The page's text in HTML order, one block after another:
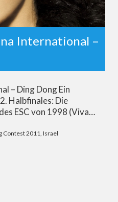
International –
– Ding Dong Ein
Halbfinales: Die
ESC von 1998 (Viva…
Contest 2011 Israel